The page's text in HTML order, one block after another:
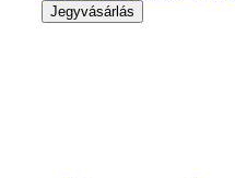
Jegyvásárlás